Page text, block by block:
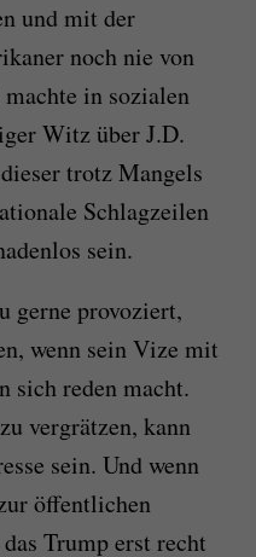
und mit der
noch nie von
in sozialen
Witz über J.D.
trotz Mangels
Schlagzeilen
sein.
gerne provoziert,
wenn sein Vize mit
sich reden macht.
vergrätzen, kann
sein. Und wenn
öffentlichen
Trump erst recht